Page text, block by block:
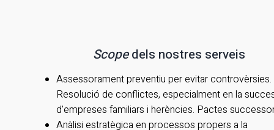
Scopedels nostres serveis
Assessorament preventiu per evitar controvèrsies.
Resolució de conflictes, especialment en la
d'empreses familiars i herències. Pactes
Anàlisi estratègica en processos propers a la